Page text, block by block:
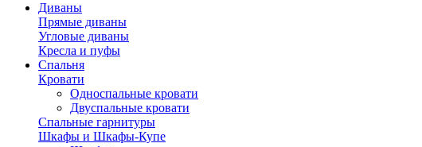
Диваны
Прямые диваны
Угловые диваны
Кресла и пуфы
Спальня
Кровати
Односпальные кровати
Двуспальные кровати
Спальные гарнитуры
Шкафы и Шкафы-Купе